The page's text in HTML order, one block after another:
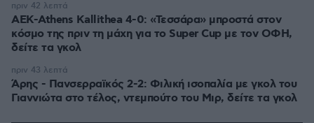
ΑΕΚ-Athens Kallithea 4-0: «Τεσσάρα» μπροστά στον
κόσμο της πριν τη μάχη για το Super Cup με τον ΟΦΗ,
δείτε τα γκολ
πριν 42 λεπτά
Άρης - Πανσερραϊκός 2-2: Φιλική ισοπαλία με γκολ του
Γιαννιώτα στο τέλος, ντεμπούτο του Μιρ, δείτε τα γκολ
πριν 43 λεπτά